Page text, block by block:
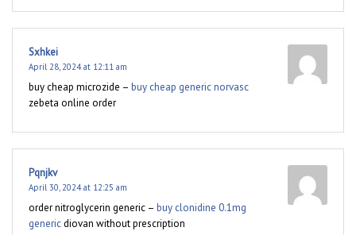
Sxhkei
April 28, 2024 at 12:11 am
buy cheap microzide – buy cheap generic norvasc
zebeta online order
Pqnjkv
April 30, 2024 at 12:25 am
order nitroglycerin generic – buy clonidine 0.1mg
genericdiovan without prescription